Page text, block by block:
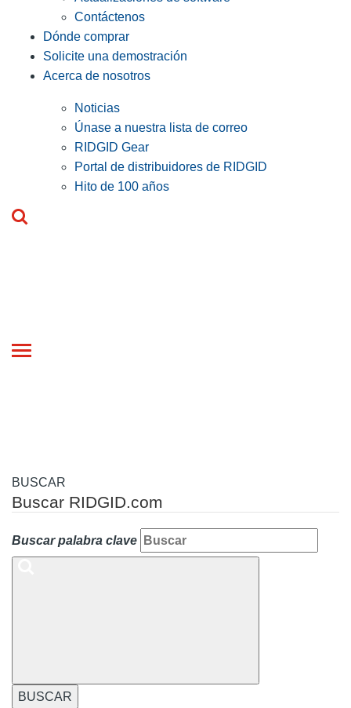
Contáctenos
Dónde comprar
Solicite una demostración
Acerca de nosotros
Noticias
Únase a nuestra lista de correo
RIDGID Gear
Portal de distribuidores de RIDGID
Hito de 100 años
Toggle
BUSCAR
Buscar RIDGID.com
Buscar palabra clave
BUSCAR